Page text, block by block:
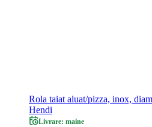
Rola taiat aluat/pizza, inox,
Hendi
Livrare: maine